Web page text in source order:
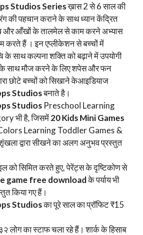
Studios Seriesख़ास 2 से 6 साल की
की पहचान कराने के साथ ध्यान केंद्रित
और आँखों के तालमेल से काम करने अभ्यास
करते हैं । इन एप्लीकेशन से बच्चों में
साथ कल्पना शक्ति को बढ़ाने में उपयोगी
के साथ मौज करने के लिए शपेस और फन
छोटे बच्चों को सिखाने केआइडियाज
Studiosबनाते है।
Studios Preschool Learning
भी है, जिसमें20 Kids Mini Games
Learning Toddler Games &
द्वारा सीखने का अलग अनुभव प्रस्तुत
को सिमित करते हुए, पेरेंट्स के दृष्टिकोण से
game free downloadके पर्याय भी
किया गए हैं।
Studiosका पूरे साल का प्रॉफिट ₹15
लोग का स्टाफ चला रहे हैं। शार्क के हिसाब